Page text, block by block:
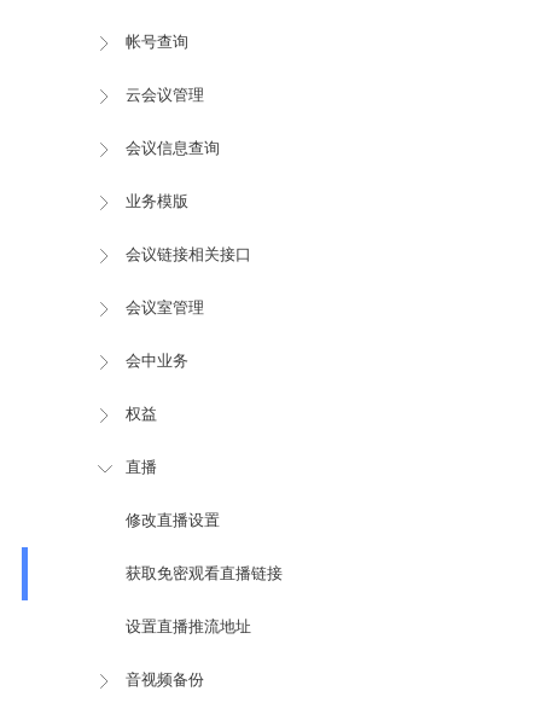
帐号查询
云会议管理
会议信息查询
业务模版
会议链接相关接口
会议室管理
会中业务
权益
直播
修改直播设置
获取免密观看直播链接
设置直播推流地址
音视频备份